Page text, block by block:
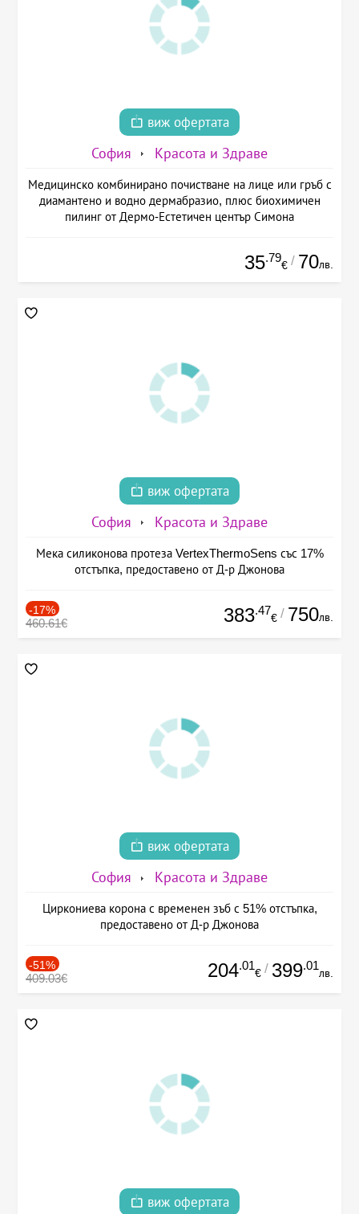
виж офертата
София Красота и Здраве
Медицинско комбинирано почистване на лице или гръб с
диамантено и водно дермабразио, плюс биохимичен
пилинг от Дермо-Естетичен център Симона
35.79
€ / 70лв.
виж офертата
София Красота и Здраве
Мека силиконова протеза VertexThermoSens със 17%
отстъпка, предоставено от Д-р Джонова
-17%
460.61€ 383.47
€ / 750лв.
виж офертата
София Красота и Здраве
Циркониева корона с временен зъб с 51% отстъпка,
предоставено от Д-р Джонова
-51%
409.03€ 204.01
€ / 399.01
лв.
виж офертата